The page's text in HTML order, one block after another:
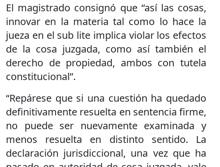
El magistrado consignó que “así las cosas,
innovar en la materia tal como lo hace la
jueza en el sub lite implica violar los efectos
de la cosa juzgada, como así también el
derecho de propiedad, ambos con tutela
constitucional”.
“Repárese que si una cuestión ha quedado
definitivamente resuelta en sentencia firme,
no puede ser nuevamente examinada y
menos resuelta en distinto sentido. La
declaración jurisdiccional, una vez que ha